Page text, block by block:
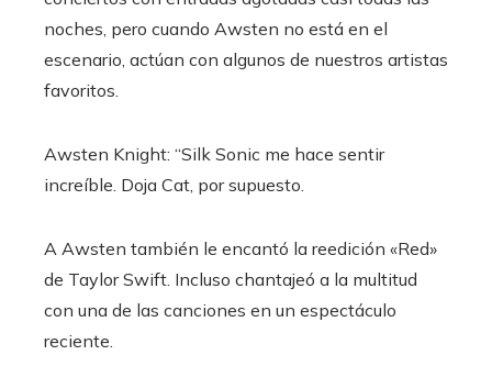
noches, pero cuando Awsten no está en el
escenario, actúan con algunos de nuestros artistas
favoritos.
Awsten Knight: “Silk Sonic me hace sentir
increíble. Doja Cat, por supuesto.
A Awsten también le encantó la reedición «Red»
de Taylor Swift. Incluso chantajeó a la multitud
con una de las canciones en un espectáculo
reciente.